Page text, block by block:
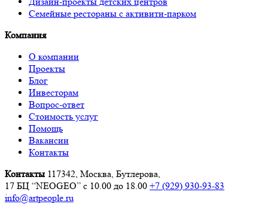
Семейные рестораны с активити-парком
Компания
О компании
Проекты
Блог
Инвесторам
Вопрос-ответ
Стоимость услуг
Помощь
Вакансии
Контакты
Контакты 117342, Москва, Бутлерова,
17 БЦ “NEOGEO” с 10.00 до 18.00 +7 (929) 930-93-83
info@artpeople.ru